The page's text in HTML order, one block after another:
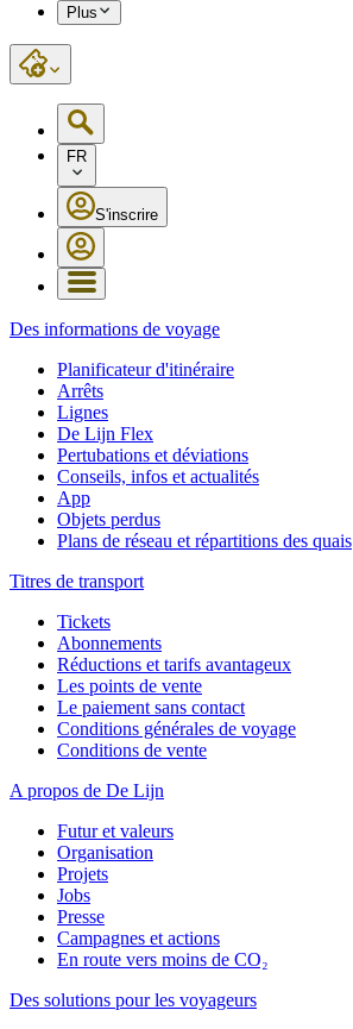
Plus
FR
S'inscrire
Des informations de voyage
Planificateur d'itinéraire
Arrêts
Lignes
De Lijn Flex
Pertubations et déviations
Conseils, infos et actualités
App
Objets perdus
Plans de réseau et répartitions des quais
Titres de transport
Tickets
Abonnements
Réductions et tarifs avantageux
Les points de vente
Le paiement sans contact
Conditions générales de voyage
Conditions de vente
A propos de De Lijn
Futur et valeurs
Organisation
Projets
Jobs
Presse
Campagnes et actions
En route vers moins de CO₂
Des solutions pour les voyageurs